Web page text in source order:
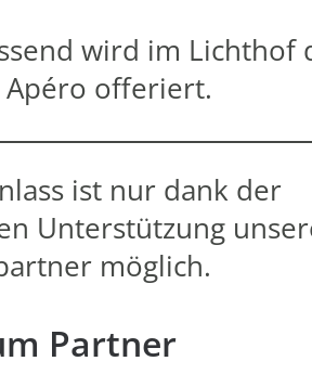
wird im Lichthof
Apéro offeriert.
ist nur dank der
Unterstützung
möglich.
Partner